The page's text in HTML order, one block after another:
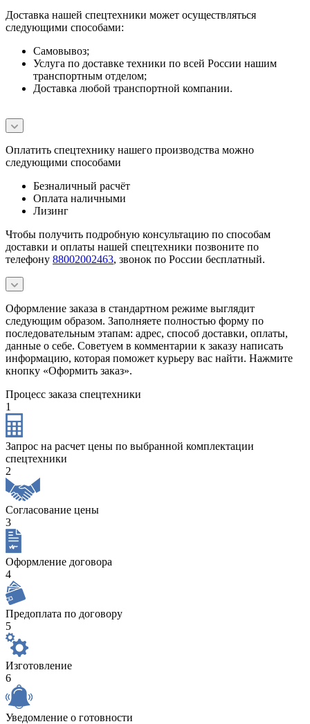
Доставка нашей спецтехники может осуществляться
следующими способами:
Самовывоз;
Услуга по доставке техники по всей России нашим
транспортным отделом;
Доставка любой транспортной компании.
Оплатить спецтехнику нашего производства можно
следующими способами
Безналичный расчёт
Оплата наличными
Лизинг
Чтобы получить подробную консультацию по способам
доставки и оплаты нашей спецтехники позвоните по
телефону 88002002463, звонок по России бесплатный.
Оформление заказа в стандартном режиме выглядит
следующим образом. Заполняете полностью форму по
последовательным этапам: адрес, способ доставки, оплаты,
данные о себе. Советуем в комментарии к заказу написать
информацию, которая поможет курьеру вас найти. Нажмите
кнопку «Оформить заказ».
Процесс заказа спецтехники
1
Запрос на расчет цены по выбранной комплектации
спецтехники
2
Согласование цены
3
Оформление договора
4
Предоплата по договору
5
Изготовление
6
Уведомление о готовности